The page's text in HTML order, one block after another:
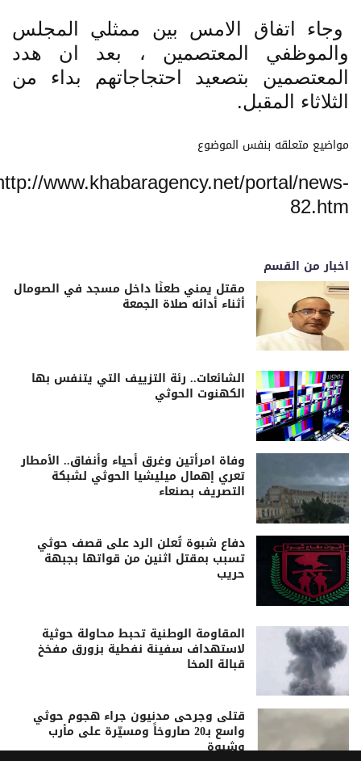
وجاء اتفاق الامس بين ممثلي المجلس
والموظفي المعتصمين ، بعد ان هدد
المعتصمين بتصعيد احتجاجاتهم بداء من
الثلاثاء المقبل.
مواضيع متعلقه بنفس الموضوع
www.khabaragency.net/portal/news-
82.htm
اخبار من القسم
مقتل يمني طعنًا داخل مسجد في الصومال
أثناء أدائه صلاة الجمعة
الشائعات.. رئة التزييف التي يتنفس بها
الكهنوت الحوثي
وفاة امرأتين وغرق أحياء وأنفاق.. الأمطار
تعري إهمال ميليشيا الحوثي لشبكة
التصريف بصنعاء
دفاع شبوة تُعلن الرد على قصف حوثي
تسبب بمقتل اثنين من قواتها بجبهة
حريب
المقاومة الوطنية تحبط محاولة حوثية
لاستهداف سفينة نفطية بزورق مفخخ
قبالة المخا
قتلى وجرحى مدنيون جراء هجوم حوثي
واسع بـ20 صاروخاً ومسيّرة على مأرب
وشبوة